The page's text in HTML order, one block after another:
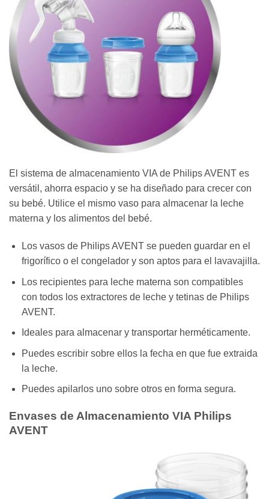
El sistema de almacenamiento VIA de Philips AVENT es
versátil, ahorra espacio y se ha diseñado para crecer con
su bebé. Utilice el mismo vaso para almacenar la leche
materna y los alimentos del bebé.
Los vasos de Philips AVENT se pueden guardar en el
frigorífico o el congelador y son aptos para el lavavajilla.
Los recipientes para leche materna son compatibles
con todos los extractores de leche y tetinas de Philips
AVENT.
Ideales para almacenar y transportar herméticamente.
Puedes escribir sobre ellos la fecha en que fue extraida
la leche.
Puedes apilarlos uno sobre otros en forma segura.
Envases de Almacenamiento VIA Philips
AVENT